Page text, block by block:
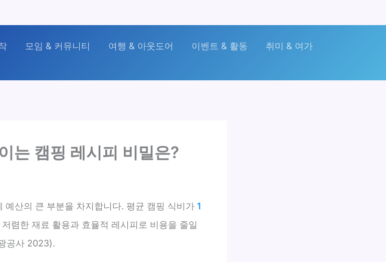
모임 & 커뮤니티 여행 & 아웃도어 이벤트 & 활동
취미 & 여가
는 캠핑 레시피 비밀은?
예산의 큰 부분을 차지합니다. 평균 캠핑 식비가 1
렴한 재료 활용과 효율적 레시피로 비용을 줄일
공사 2023).